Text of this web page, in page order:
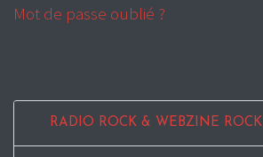
Mot de passe oublié ?
RADIO ROCK & WEBZINE ROCK